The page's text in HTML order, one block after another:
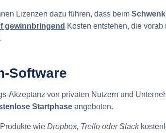
Lizenzen dazu führen, dass beim
gewinnbringend Kosten entstehen, die
Software
Akzeptanz von privaten Nutzern und
Startphase angeboten.
wie Dropbox, Trello oder Slack